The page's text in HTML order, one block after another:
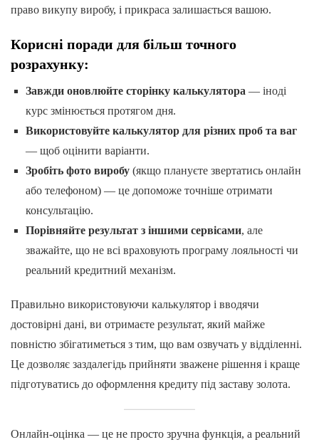
право викупу виробу, і прикраса залишається вашою.
Корисні поради для більш точного
розрахунку:
Завжди оновлюйте сторінку калькулятора — іноді
курс змінюється протягом дня.
Використовуйте калькулятор для різних проб та ваг
— щоб оцінити варіанти.
Зробіть фото виробу(якщо плануєте звертатись онлайн
або телефоном) — це допоможе точніше отримати
консультацію.
Порівняйте результат з іншими сервісами, але
зважайте, що не всі враховують програму лояльності чи
реальний кредитний механізм.
Правильно використовуючи калькулятор і вводячи
достовірні дані, ви отримаєте результат, який майже
повністю збігатиметься з тим, що вам озвучать у відділенні.
Це дозволяє заздалегідь прийняти зважене рішення і краще
підготуватись до оформлення кредиту під заставу золота.
Онлайн-оцінка — це не просто зручна функція, а реальний